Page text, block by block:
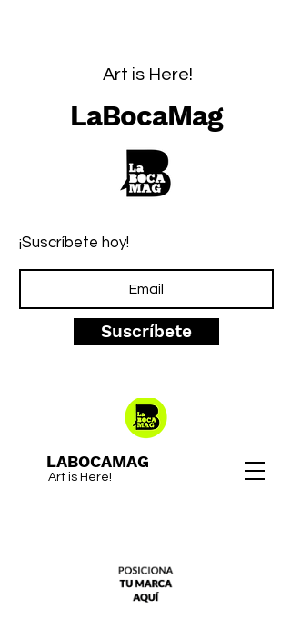
LABOCAMAG
Art is Here!
¡Suscríbete hoy!
Suscríbete
LaBocaMag
Art is Here!